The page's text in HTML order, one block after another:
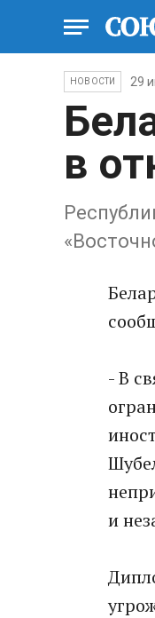
НОВОСТИ 29
в
- В
и